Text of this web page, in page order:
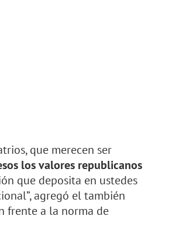
que merecen ser
los valores republicanos
que deposita en ustedes
agregó el también
frente a la norma de